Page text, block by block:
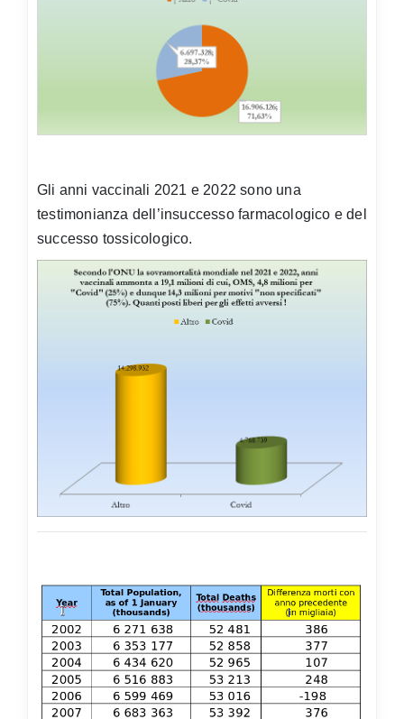
Gli anni vaccinali 2021 e 2022 sono una
testimonianza dell’insuccesso farmacologico e del
successo tossicologico.